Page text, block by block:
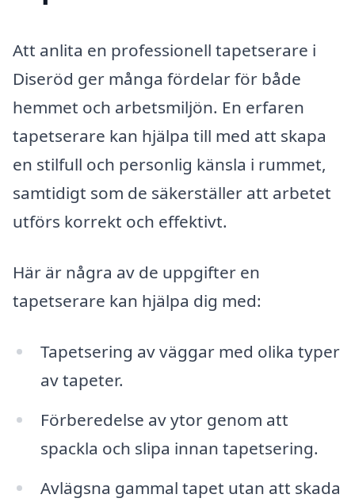
Att anlita en professionell tapetserare i
Diseröd ger många fördelar för både
hemmet och arbetsmiljön. En erfaren
tapetserare kan hjälpa till med att skapa
en stilfull och personlig känsla i rummet,
samtidigt som de säkerställer att arbetet
utförs korrekt och effektivt.
Här är några av de uppgifter en
tapetserare kan hjälpa dig med:
Tapetsering av väggar med olika typer
av tapeter.
Förberedelse av ytor genom att
spackla och slipa innan tapetsering.
Avlägsna gammal tapet utan att skada